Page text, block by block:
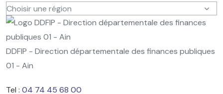
Choisir une région
DDFIP - Direction départementale des finances publiques
01 - Ain
Tel : 04 74 45 68 00